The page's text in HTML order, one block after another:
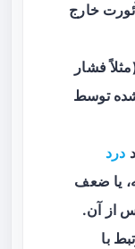
خارج
فشار
توسط
درد
یا ضعف
از آن.
با